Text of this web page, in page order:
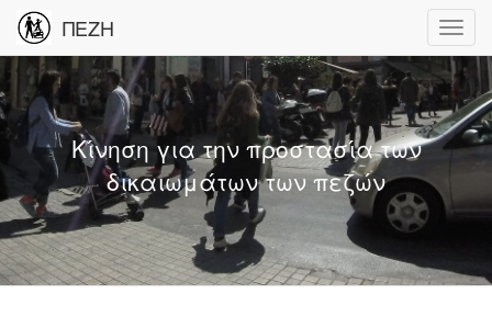
ΠΕΖΗ
Κίνηση για την προστασία των
δικαιωμάτων των πεζών